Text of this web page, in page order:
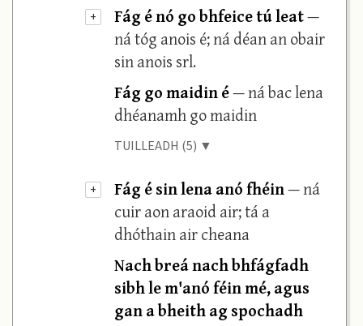
+ Fág é nó go bhfeice tú leat—
ná tóg anois é; ná déan an obair
sin anois srl.
Fág go maidin é— ná bac lena
dhéanamh go maidin
TUILLEADH (5) ▼
+ Fág é sin lena anó fhéin— ná
cuir aon araoid air; tá a
dhóthain air cheana
Nach breá nach bhfágfadh
sibh le m'anó féin mé, agus
gan a bheith ag spochadh